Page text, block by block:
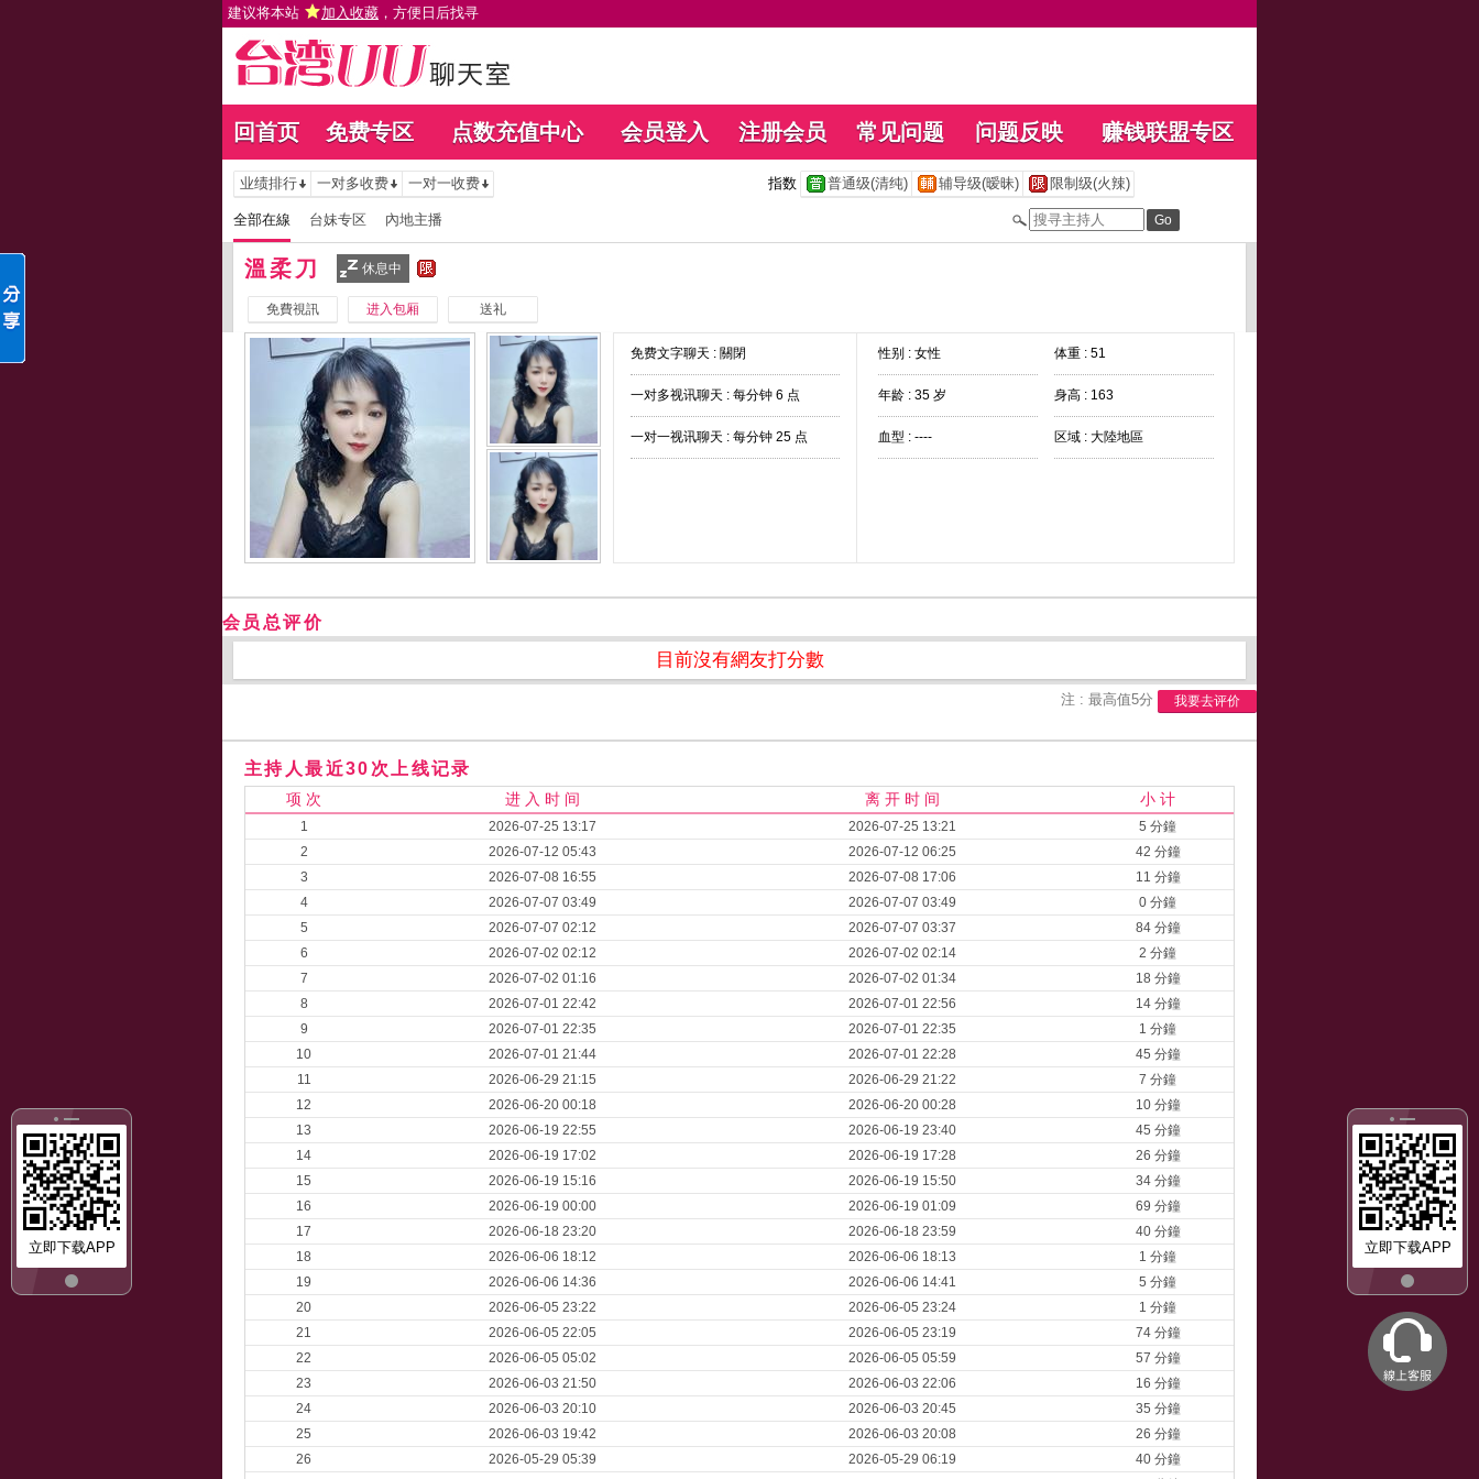
建议将本站 加入收藏 ，方便日后找寻
回首页 免费专区 点数充值中心 会员登入 注册会员 常见问题 问题反映 赚钱联盟专区
立即下载APP
立即下载APP
业绩排行 一对多收费 一对一收费 指数 普通级(清纯) 辅导级(暧昧) 限制级(火辣)
全部在線 台妹专区 內地主播
溫柔刀 休息中
免費視訊 进入包厢 送礼
免费文字聊天 : 關閉
一对多视讯聊天 : 每分钟 6 点
一对一视讯聊天 : 每分钟 25 点
性别 : 女性 体重 : 51
年龄 : 35 岁 身高 : 163
血型 : ---- 区域 : 大陸地區
会员总评价
目前沒有網友打分數
注 : 最高值5分 我要去评价
主持人最近30次上线记录
项 次 进 入 时 间 离 开 时 间 小 计
1 2026-07-25 13:17 2026-07-25 13:21
5 分鐘
2
2026-07-12 05:43 2026-07-12 06:25
42 分鐘
3
2026-07-08 16:55 2026-07-08 17:06
11 分鐘
4
2026-07-07 03:49 2026-07-07 03:49
0 分鐘
5
2026-07-07 02:12 2026-07-07 03:37
84 分鐘
6
2026-07-02 02:12 2026-07-02 02:14
2 分鐘
7
2026-07-02 01:16 2026-07-02 01:34
18 分鐘
8
2026-07-01 22:42 2026-07-01 22:56
14 分鐘
9
2026-07-01 22:35 2026-07-01 22:35
1 分鐘
10
2026-07-01 21:44 2026-07-01 22:28
45 分鐘
11
2026-06-29 21:15 2026-06-29 21:22
7 分鐘
12
2026-06-20 00:18 2026-06-20 00:28
10 分鐘
13
2026-06-19 22:55 2026-06-19 23:40
45 分鐘
14
2026-06-19 17:02 2026-06-19 17:28
26 分鐘
15
2026-06-19 15:16 2026-06-19 15:50
34 分鐘
16
2026-06-19 00:00 2026-06-19 01:09
69 分鐘
17
2026-06-18 23:20 2026-06-18 23:59
40 分鐘
18
2026-06-06 18:12 2026-06-06 18:13
1 分鐘
19
2026-06-06 14:36 2026-06-06 14:41
5 分鐘
20
2026-06-05 23:22 2026-06-05 23:24
1 分鐘
21
2026-06-05 22:05 2026-06-05 23:19
74 分鐘
22
2026-06-05 05:02 2026-06-05 05:59
57 分鐘
23
2026-06-03 21:50 2026-06-03 22:06
16 分鐘
24
2026-06-03 20:10 2026-06-03 20:45
35 分鐘
25
2026-06-03 19:42 2026-06-03 20:08
26 分鐘
26
2026-05-29 05:39 2026-05-29 06:19
40 分鐘